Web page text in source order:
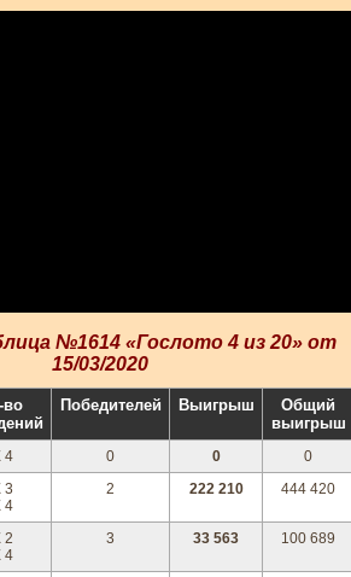
№1614 «Гослото 4 из 20» от
15/03/2020
во
Победителей Выигрыш
Общий
выигрыш
4 0 0
0
3
4
2 222 210 444 420
2
4
3 33 563 100 689